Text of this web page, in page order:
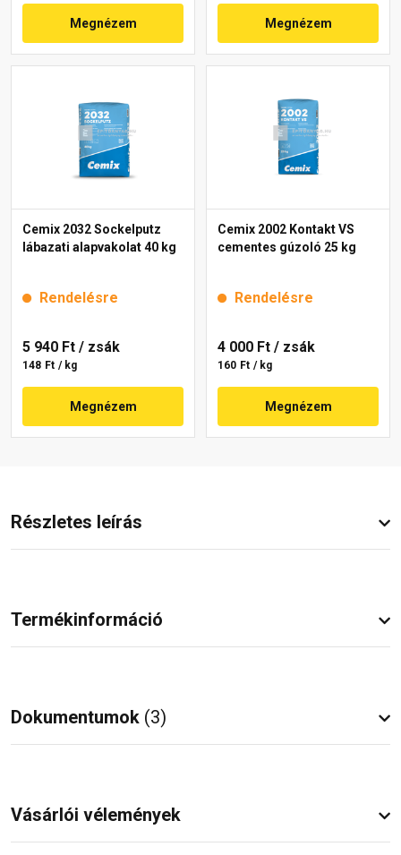
Megnézem Megnézem
Cemix 2032 Sockelputz
lábazati alapvakolat 40 kg
Rendelésre
5 940 Ft / zsák
148 Ft / kg
Megnézem
Cemix 2002 Kontakt VS
cementes gúzoló 25 kg
Rendelésre
4 000 Ft / zsák
160 Ft / kg
Megnézem
Részletes leírás
Termékinformáció
Dokumentumok (3)
Vásárlói vélemények